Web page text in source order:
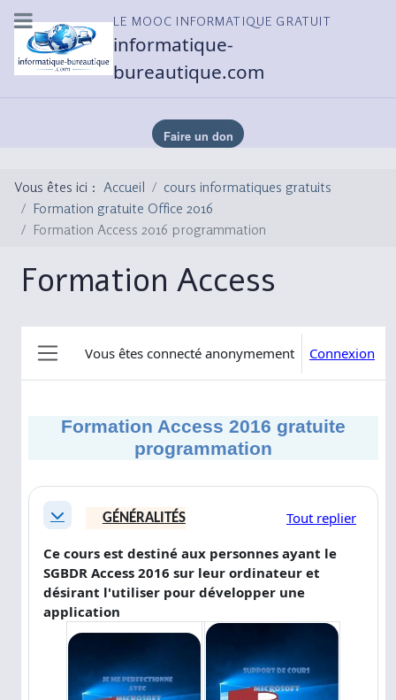
LE MOOC INFORMATIQUE GRATUIT
informatique-
bureautique.com
Vous êtes ici : Accueil
cours informatiques gratuits
Formation gratuite Office 2016
Formation Access 2016 programmation
Formation Access